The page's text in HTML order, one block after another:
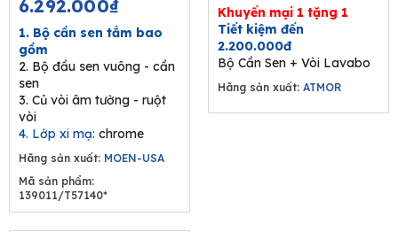
was:
9.680.000₫.
6.292.000₫
is:
6.292.000₫.
1. Bộ cần sen tắm bao
gồm
2. Bộ đầu sen vuông - cần
sen
3. Củ vòi âm tường - ruột
vòi
4. Lớp xi mạ: chrome
Hãng sản xuất: MOEN-USA
Mã sản phẩm:
139011/T57140*
Khuyến mại 1 tặng 1
Tiết kiệm đến
2.200.000đ
Bộ Cần Sen + Vòi Lavabo
Hãng sản xuất: ATMOR